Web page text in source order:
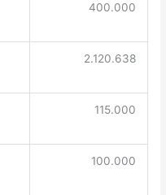
400.000
2.120.638
115.000
100.000